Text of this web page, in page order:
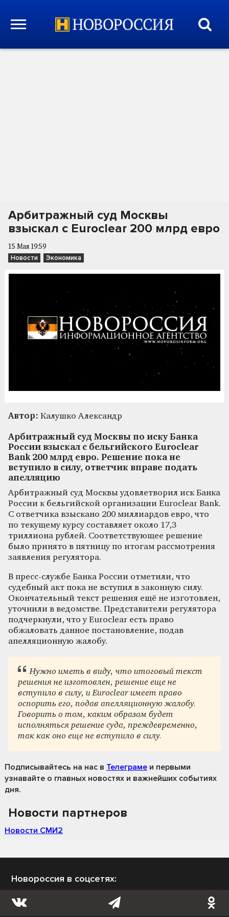
Арбитражный суд Москвы
взыскал с Euroclear 200 млрд евро
15 Мая 19:59
Новости Экономика
Автор: Калушко Александр
Арбитражный суд Москвы по иску Банка
России взыскал с бельгийского Euroclear
Bank 200 млрд евро. Решение пока не
вступило в силу, ответчик вправе подать
апелляцию
Арбитражный суд Москвы удовлетворил иск Банка
России к бельгийской организации Euroclear Bank.
С ответчика взыскано 200 миллиардов евро, что
по текущему курсу составляет около 17,3
триллиона рублей. Соответствующее решение
было принято в пятницу по итогам рассмотрения
заявления регулятора.
В пресс-службе Банка России отметили, что
судебный акт пока не вступил в законную силу.
Окончательный текст решения ещё не изготовлен,
уточнили в ведомстве. Представители регулятора
подчеркнули, что у Euroclear есть право
обжаловать данное постановление, подав
апелляционную жалобу.
Нужно иметь в виду, что итоговый текст
решения не изготовлен, решение еще не
вступило в силу, и Euroclear имеет право
оспорить его, подав апелляционную жалобу.
Говорить о том, каким образом будет
исполняться решение суда, преждевременно,
так как оно еще не вступило в силу.
Подписывайтесь на нас в Телеграме и первыми
узнавайте о главных новостях и важнейших событиях
дня.
Новости партнеров
Новости СМИ2
Новороссия в соцсетях: